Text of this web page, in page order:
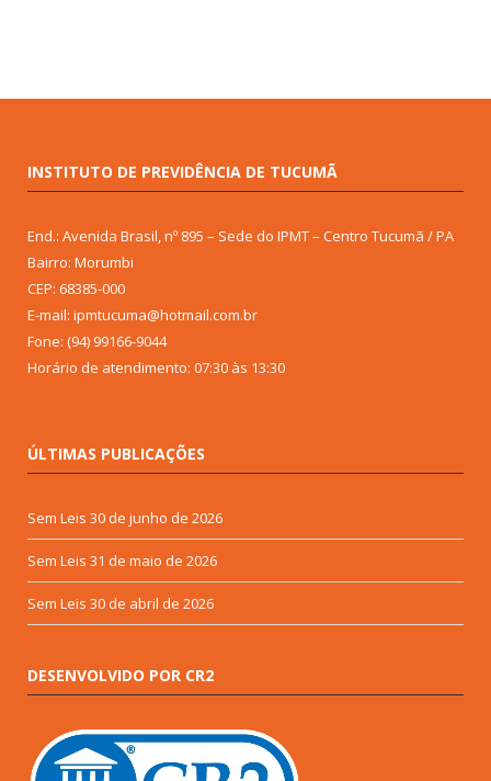
INSTITUTO DE PREVIDÊNCIA DE TUCUMÃ
End.: Avenida Brasil, nº 895 – Sede do IPMT – Centro Tucumã / PA
Bairro: Morumbi
CEP: 68385-000
E-mail: ipmtucuma@hotmail.com.br
Fone: (94) 99166-9044
Horário de atendimento: 07:30 às 13:30
ÚLTIMAS PUBLICAÇÕES
Sem Leis 30 de junho de 2026
Sem Leis 31 de maio de 2026
Sem Leis 30 de abril de 2026
DESENVOLVIDO POR CR2